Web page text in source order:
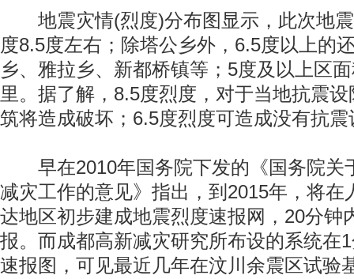
地震灾情(烈度)分布图显示，此次地震
度8.5度左右；除塔公乡外，6.5度以上的
乡、雅拉乡、新都桥镇等；5度及以上区
里。据了解，8.5度烈度，对于当地抗震
筑将造成破坏；6.5度烈度可造成没有抗
早在2010年国务院下发的《国务院关
减灾工作的意见》指出，到2015年，将在
达地区初步建成地震烈度速报网，20分钟
报。而成都高新减灾研究所布设的系统在
速报图，可见最近几年在汶川余震区试验